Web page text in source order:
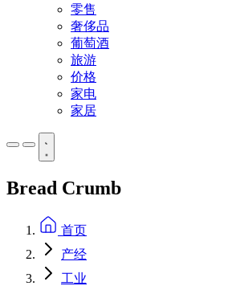
零售
奢侈品
葡萄酒
旅游
价格
家电
家居
Bread Crumb
首页
产经
工业